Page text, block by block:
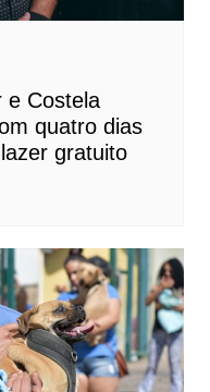
e Costela
quatro dias
gratuito